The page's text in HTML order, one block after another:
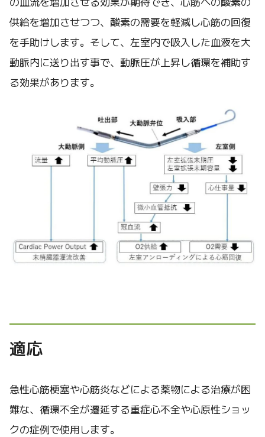
供給を増加させつつ、酸素の需要を軽減し心筋の回復
を手助けします。そして、左室内で吸入した血液を大
動脈内に送り出す事で、動脈圧が上昇し循環を補助す
る効果があります。
適応
急性心筋梗塞や心筋炎などによる薬物による治療が困
難な、循環不全が遷延する重症心不全や心原性ショッ
クの症例で使用します。